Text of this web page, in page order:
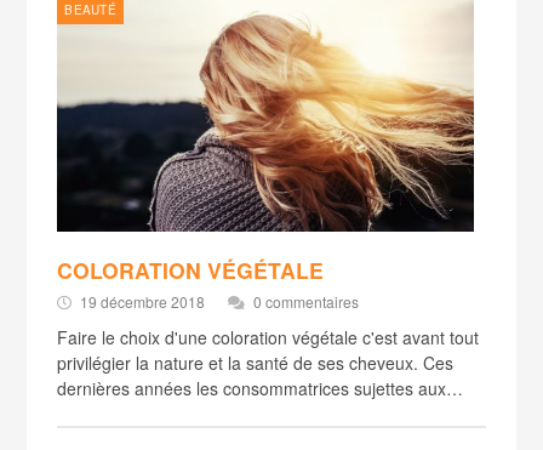
BEAUTÉ
COLORATION VÉGÉTALE
19 décembre 2018 0 commentaires
Faire le choix d'une coloration végétale c'est avant tout
privilégier la nature et la santé de ses cheveux. Ces
dernières années les consommatrices sujettes aux…